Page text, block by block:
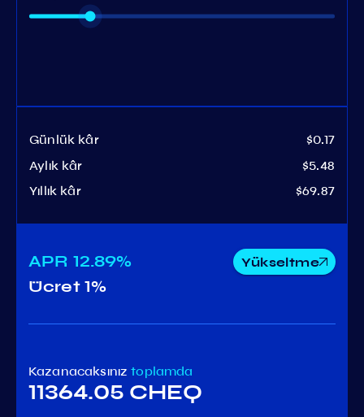
Günlük kâr
$0.17
Aylık kâr
$5.48
Yıllık kâr
$69.87
APR 12.89% Yükseltme
Ücret1%
Kazanacaksınız toplamda
11364.05 CHEQ